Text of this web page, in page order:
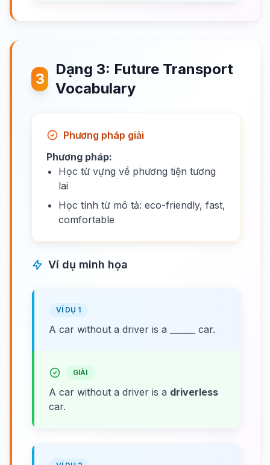
3
Dạng 3: Future Transport
Vocabulary
Phương pháp giải
Phương pháp:
Học từ vựng về phương tiện tương
lai
Học tính từ mô tả: eco-friendly, fast,
comfortable
Ví dụ minh họa
VÍ DỤ 1
A car without a driver is a ______ car.
GIẢI
A car without a driver is a driverless
car.